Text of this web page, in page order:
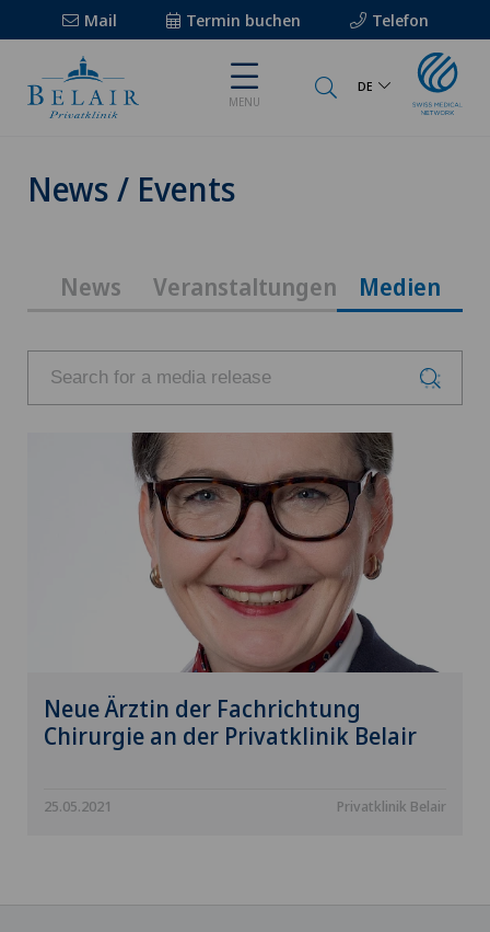
Mail Termin buchen Telefon
MENU
DE
News / Events
News Veranstaltungen Medien
Neue Ärztin der Fachrichtung
Chirurgie an der Privatklinik Belair
25.05.2021 Privatklinik Belair